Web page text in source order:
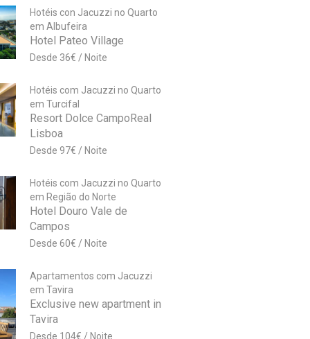
Hotéis con Jacuzzi no Quarto
em Albufeira
Hotel Pateo Village
36€
Hotéis com Jacuzzi no Quarto
em Turcifal
Resort Dolce CampoReal
Lisboa
97€
Hotéis com Jacuzzi no Quarto
em Região do Norte
Hotel Douro Vale de
Campos
60€
Apartamentos com Jacuzzi
em Tavira
Exclusive new apartment in
Tavira
104€